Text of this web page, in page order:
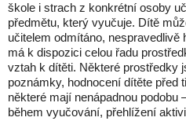
škole i strach z konkrétní osoby
předmětu, který vyučuje. Dítě
učitelem odmítáno, nespravedlivě
má k dispozici celou řadu
vztah k dítěti. Některé prostředky
poznámky, hodnocení dítěte před
některé mají nenápadnou podobu
během vyučování, přehlížení